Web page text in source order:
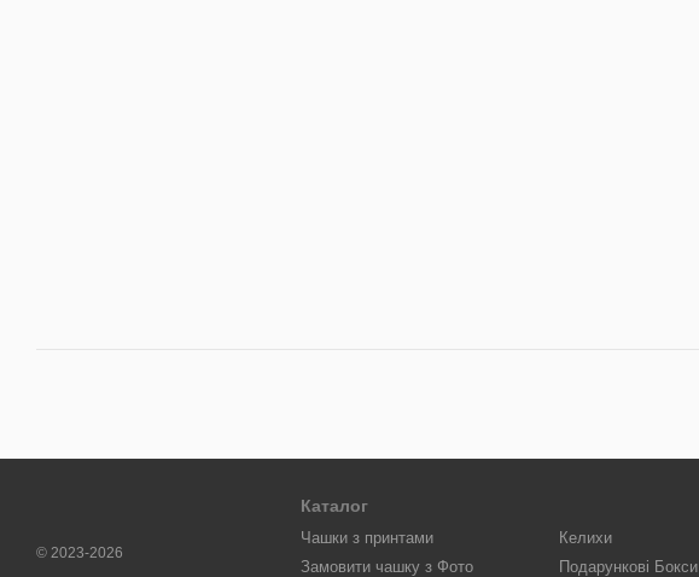
© 2023-2026
Каталог
Чашки з принтами
Замовити чашку з Фото
Келихи
Подарункові Бокси